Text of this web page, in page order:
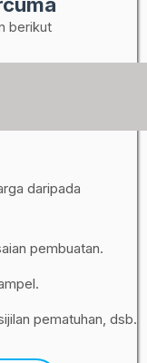
berikut
daripada
pembuatan.
pematuhan, dsb.